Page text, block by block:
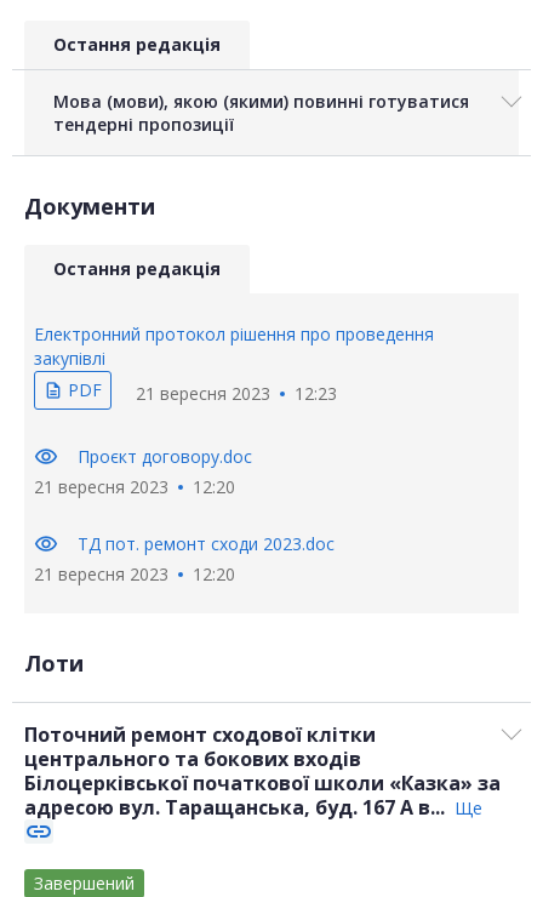
Остання редакція
Мова (мови), якою (якими) повинні готуватися
тендерні пропозиції
Документи
Остання редакція
Електронний протокол рішення про проведення
закупівлі
description PDF 21 вересня 2023 12:23
visibility
Проєкт договору.doc
21 вересня 2023
12:20
visibility
ТД пот. ремонт сходи 2023.doc
21 вересня 2023
12:20
Лоти
Поточний ремонт сходової клітки
центрального та бокових входів
Білоцерківської початкової школи «Казка» за
адресою вул. Таращанська, буд. 167 А в... Ще
link
Завершений